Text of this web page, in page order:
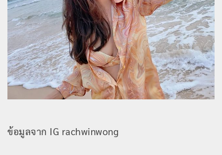
ข้อมูลจาก IG rachwinwong